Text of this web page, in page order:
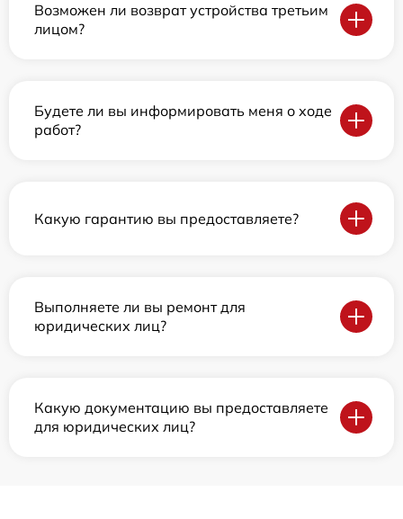
Возможен ли возврат устройства третьим
лицом?
Будете ли вы информировать меня о ходе
работ?
Какую гарантию вы предоставляете?
Выполняете ли вы ремонт для
юридических лиц?
Какую документацию вы предоставляете
для юридических лиц?